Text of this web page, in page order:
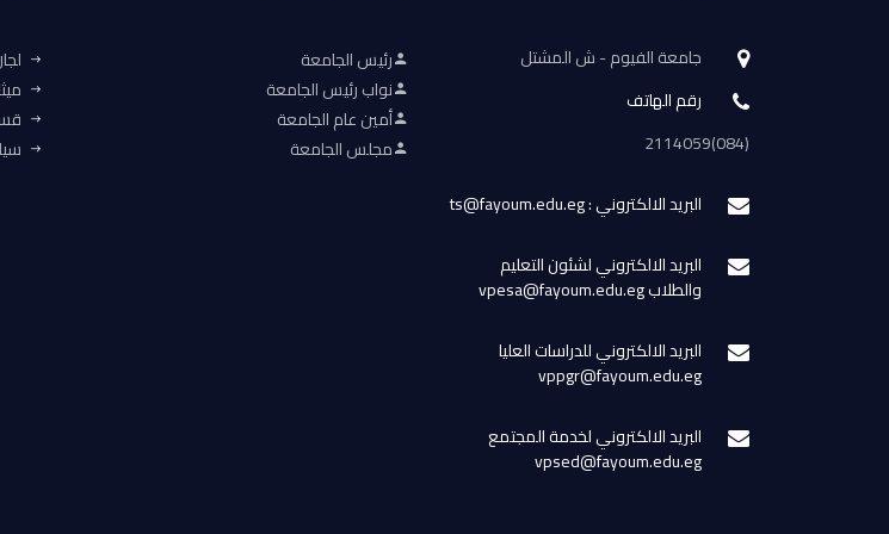
جامعة الفيوم - ش المشتل
رقم الهاتف
(084)2114059
البريد الالكتروني : ts@fayoum.edu.eg
البريد الالكتروني لشئون التعليم
والطلاب vpesa@fayoum.edu.eg
البريد الالكتروني للدراسات العليا
vppgr@fayoum.edu.eg
البريد الالكتروني لخدمة المجتمع
vpsed@fayoum.edu.eg
رئيس الجامعة
نواب رئيس الجامعة
أمين عام الجامعة
مجلس الجامعة